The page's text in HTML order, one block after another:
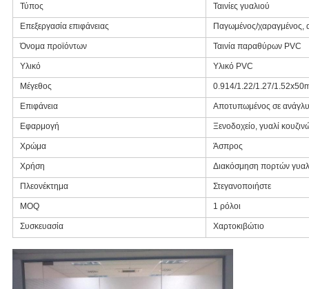
Τύπος Ταινίες γυαλιού
Επεξεργασία επιφάνειας Παγωμένος/χαραγμένος,
Όνομα προϊόντων Ταινία παραθύρων PVC
Υλικό Υλικό PVC
Μέγεθος 0.914/1.22/1.27/
Επιφάνεια Αποτυπωμένος σε
Εφαρμογή Ξενοδοχείο, γυαλί
Χρώμα Άσπρος
Χρήση Διακόσμηση πορτών
Πλεονέκτημα Στεγανοποιήστε
MOQ 1 ρόλοι
Συσκευασία Χαρτοκιβώτιο